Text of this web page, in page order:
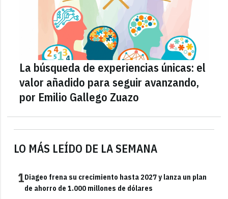
LO MÁS LEÍDO DE LA SEMANA
1Diageo frena su crecimiento hasta 2027 y lanza un plan
de ahorro de 1.000 millones de dólares
La búsqueda de experiencias únicas: el
valor añadido para seguir avanzando,
por Emilio Gallego Zuazo